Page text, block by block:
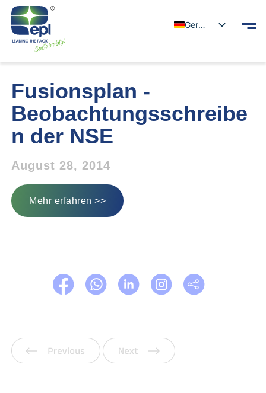
German
Fusionsplan -
Beobachtungsschreibe
n der NSE
August 28, 2014
Mehr erfahren >>
Vorherige